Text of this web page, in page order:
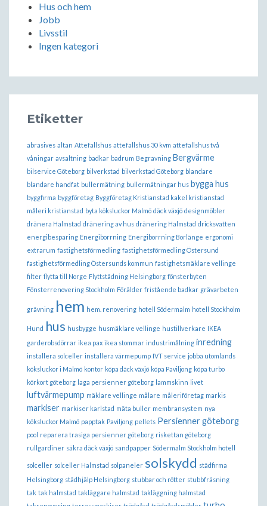
Hus och hem
Jobb
Livsstil
Ingen kategori
Etiketter
abrasives altan Attefallshus attefallshus 30 kvm attefallshus två
våningar avsaltning badkar badrum Begravning Bergvärme
bilservice Göteborg bilverkstad bilverkstad Göteborg blandare
blandare handfat bullermätning bullermätningar hus bygga hus
byggfirma byggföretag Byggföretag Kristianstad kakel kristianstad
måleri kristianstad byta köksluckor Malmö däck växjö designmöbler
dränera Halmstad dränering av hus dränering Halmstad dricksvatten
energibesparing Energiborrning Energiborrning Borlänge ergonomi
extrarum fastighetsförmedling fastighetsförmedling Östersund
fastighetsförmedling Östersunds kommun fastighetsmäklare vellinge
filter flytta till Norge Flyttstädning Helsingborg fönsterbyten
Fönsterrenovering Stockholm Förälder fristående badkar grävarbeten
grävning hem hem. renovering hotell Södermalm hotell Stockholm
Hund hus husbygge husmäklare vellinge hustillverkare IKEA
garderobsdörrar ikea pax ikea stommar industrimålning inredning
installera solceller installera värmepump IVT service jobba utomlands
köksluckor i Malmö kontor köpa däck växjö köpa Paviljong köpa turbo
körkort göteborg laga persienner göteborg lammskinn livet
luftvärmepump mäklare vellinge målare måleriföretag markis
markiser markiser karlstad mäta buller membransystem nya
köksluckor Malmö papptak Paviljong pellets Persienner göteborg
pool reparera trasiga persienner göteborg riskettan göteborg
rullgardiner säkra däck växjö sandpapper Södermalm Stockholm hotell
solceller solceller Halmstad solpaneler solskydd städfirma
Helsingborg städhjälp Helsingborg stubbar och rötter stubbfräsning
tak tak halmstad takläggare halmstad takläggning halmstad